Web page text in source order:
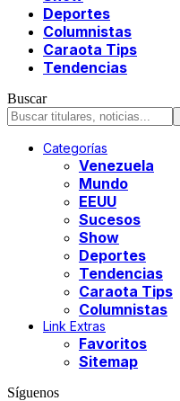
Deportes
Columnistas
Caraota Tips
Tendencias
Buscar
Categorías
Venezuela
Mundo
EEUU
Sucesos
Show
Deportes
Tendencias
Caraota Tips
Columnistas
Link Extras
Favoritos
Sitemap
Síguenos